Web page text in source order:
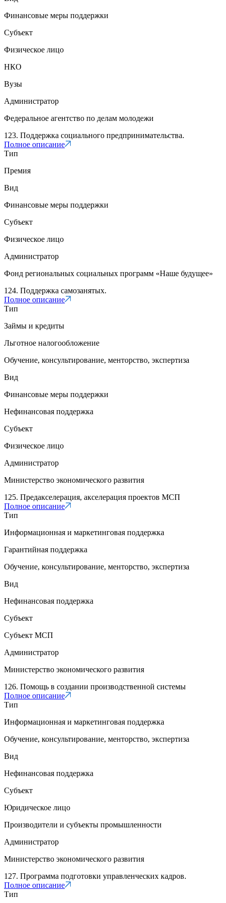
Финансовые меры поддержки
Субъект
Физическое лицо
НКО
Вузы
Администратор
Федеральное агентство по делам молодежи
123. Поддержка социального предпринимательства.
Полное описание
Тип
Премия
Вид
Финансовые меры поддержки
Субъект
Физическое лицо
Администратор
Фонд региональных социальных программ «Наше будущее»
124. Поддержка самозанятых.
Полное описание
Тип
Займы и кредиты
Льготное налогообложение
Обучение, консультирование, менторство, экспертиза
Вид
Финансовые меры поддержки
Нефинансовая поддержка
Субъект
Физическое лицо
Администратор
Министерство экономического развития
125. Предакселерация, акселерация проектов МСП
Полное описание
Тип
Информационная и маркетинговая поддержка
Гарантийная поддержка
Обучение, консультирование, менторство, экспертиза
Вид
Нефинансовая поддержка
Субъект
Субъект МСП
Администратор
Министерство экономического развития
126. Помощь в создании производственной системы
Полное описание
Тип
Информационная и маркетинговая поддержка
Обучение, консультирование, менторство, экспертиза
Вид
Нефинансовая поддержка
Субъект
Юридическое лицо
Производители и субъекты промышленности
Администратор
Министерство экономического развития
127. Программа подготовки управленческих кадров.
Полное описание
Тип